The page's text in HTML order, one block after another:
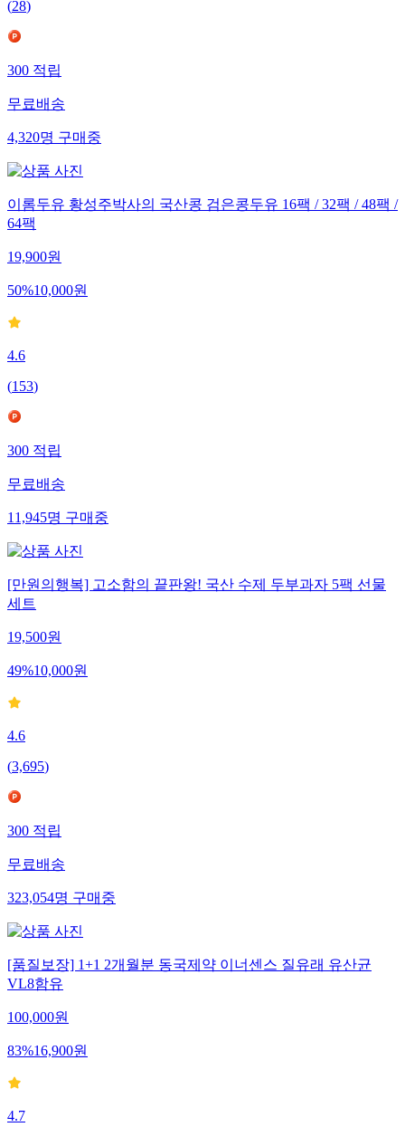
(28)
300적립
무료배송
4,320명구매중
이롬두유 황성주박사의 국산콩 검은콩두유 16팩 / 32팩 / 48팩 /
64팩
19,900원
50%10,000원
4.6
(153)
300적립
무료배송
11,945명구매중
[만원의행복] 고소함의 끝판왕! 국산 수제 두부과자 5팩 선물
세트
19,500원
49%10,000원
4.6
(3,695)
300적립
무료배송
323,054명구매중
[품질보장] 1+1 2개월분 동국제약 이너센스 질유래 유산균
VL8함유
100,000원
83%16,900원
4.7